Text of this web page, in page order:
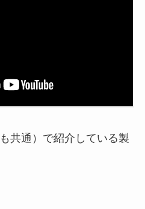
も共通）で紹介している製